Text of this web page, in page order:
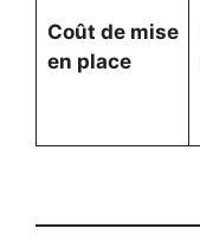
Coût de mise
en place